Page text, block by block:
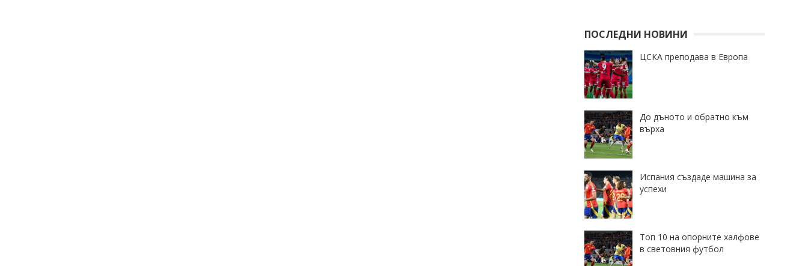
ПОСЛЕДНИ НОВИНИ
ЦСКА преподава в Европа
До дъното и обратно към
върха
Испания създаде машина за
успехи
Топ 10 на опорните халфове
в световния футбол